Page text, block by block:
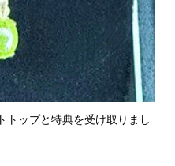
トップと特典を受け取りまし